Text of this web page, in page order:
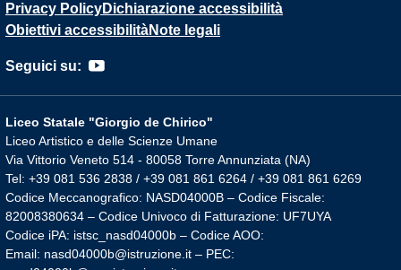
Privacy PolicyDichiarazione accessibilità
Obiettivi accessibilitàNote legali
Seguici su:
Liceo Statale "Giorgio de Chirico"
Liceo Artistico e delle Scienze Umane
Via Vittorio Veneto 514 - 80058 Torre Annunziata (NA)
Tel: +39 081 536 2838 / +39 081 861 6264 / +39 081 861 6269
Codice Meccanografico: NASD04000B – Codice Fiscale:
82008380634 – Codice Univoco di Fatturazione: UF7UYA
Codice iPA: istsc_nasd04000b – Codice AOO:
Email: nasd04000b@istruzione.it – PEC: